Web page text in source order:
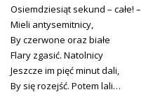
Osiemdziesiąt sekund – całe! –
Mieli antysemitnicy,
By czerwone oraz białe
Flary zgasić. Natolnicy
Jeszcze im pięć minut dali,
By się rozejść. Potem lali…